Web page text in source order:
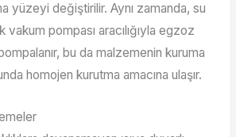
yüzeyi değiştirilir. Aynı zamanda, su
vakum pompası aracılığıyla egzoz
bu da malzemenin kuruma
homojen kurutma amacına ulaşır.